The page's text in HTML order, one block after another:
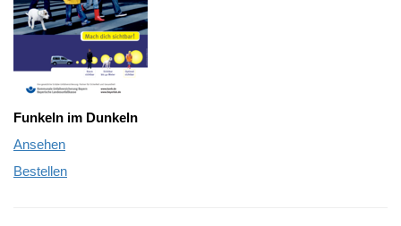
Funkeln im Dunkeln
Ansehen
Bestellen